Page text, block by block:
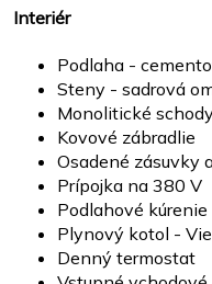
Interiér
Podlaha -
Steny - sadrová
Monolitické
Kovové zábradlie
Osadené zásuvky
Prípojka na 380 V
Podlahové kúrenie
Plynový kotol -
Denný termostat